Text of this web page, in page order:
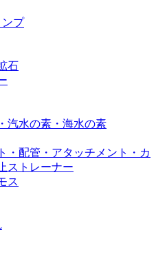
ンプ
石
汽水の素・海水の素
・配管・アタッチメント・カ
ストレーナー
ス